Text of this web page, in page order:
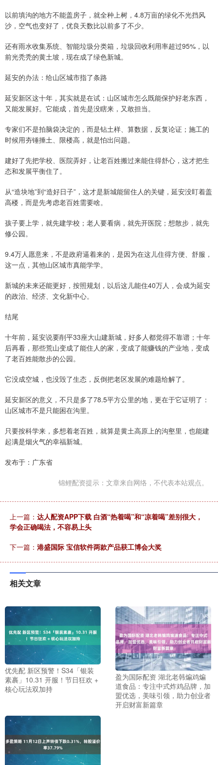
以前填沟的地方不能盖房子，就全种上树，4.8万亩的绿化不光挡风
沙，空气也变好了，优良天数比以前多了不少。
还有雨水收集系统、智能垃圾分类箱，垃圾回收利用率超过95%，以
前光秃秃的黄土坡，现在成了绿色新城。
延安的办法：给山区城市指了条路
延安新区这十年，其实就是在试：山区城市怎么既能保护好老东西，
又能发展好。它能成，首先是没瞎来，又敢担当。
专家们不是拍脑袋决定的，而是钻土样、算数据，反复论证；施工的
时候用夯锤捶土、限楼高，就是怕出问题。
建好了先把学校、医院弄好，让老百姓搬过来能住得舒心，这才把生
态和发展平衡住了。
从“造块地”到“造好日子”，这才是新城能留住人的关键，延安没盯着盖
高楼，而是先考虑老百姓需要啥。
孩子要上学，就先建学校；老人要看病，就先开医院；想散步，就先
修公园。
9.4万人愿意来，不是政府逼着来的，是因为在这儿住得方便、舒服，
这一点，其他山区城市真能学学。
新城的未来还能更好，按照规划，以后这儿能住40万人，会成为延安
的政治、经济、文化新中心。
结尾
十年前，延安说要削平33座大山建新城，好多人都觉得不靠谱；十年
后再看，那些荒山变成了能住人的家，变成了能赚钱的产业地，变成
了老百姓能散步的公园。
它没成空城，也没毁了生态，反倒把老区发展的难题给解了。
延安新区的意义，不只是多了78.5平方公里的地，更在于它证明了：
山区城市不是只能困在沟里。
只要按科学来，多想着老百姓，就算是黄土高原上的沟壑里，也能建
起满是烟火气的幸福新城。
发布于：广东省
锦鲤配资提示：文章来自网络，不代表本站观点。
上一篇： 达人配资APP下载 白酒“热着喝”和“凉着喝”差别很大，
学会正确喝法，不容易上头
下一篇： 港盛国际 宝信软件两款产品获工博会大奖
相关文章
优先配 新区预警！S34「银装
素裹」10.31 开服！节日狂欢 +
核心玩法双加持
盈为国际配资 湖北老韩煸鸡煸
道食品：专注中式炸鸡品牌，加
盟优选，美味引领，助力创业者
开启财富新篇章